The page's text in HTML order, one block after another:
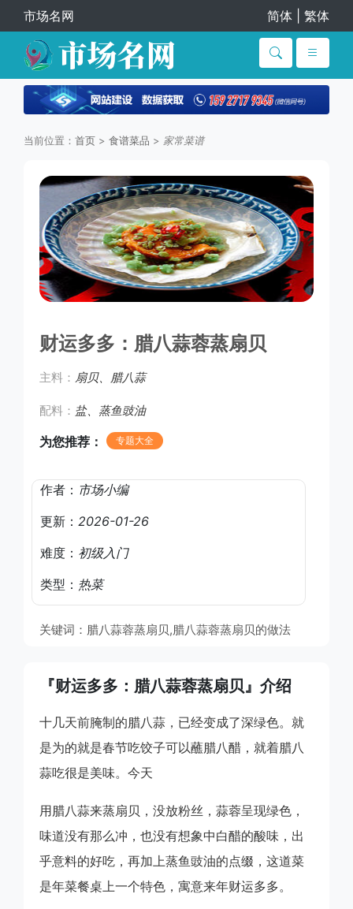
市场名网 简体 繁体
当前位置： 首页 > 食谱菜品 > 家常菜谱
财运多多：腊八蒜蓉蒸扇贝
主料： 扇贝、腊八蒜
配料： 盐、蒸鱼豉油
为您推荐： 专题大全
作者： 市场小编
更新： 2026-01-26
难度： 初级入门
类型： 热菜
关键词：腊八蒜蓉蒸扇贝,腊八蒜蓉蒸扇贝的做法
『财运多多：腊八蒜蓉蒸扇贝』介绍
十几天前腌制的腊八蒜，已经变成了深绿色。就
是为的就是春节吃饺子可以蘸腊八醋，就着腊八
蒜吃很是美味。今天
用腊八蒜来蒸扇贝，没放粉丝，蒜蓉呈现绿色，
味道没有那么冲，也没有想象中白醋的酸味，出
乎意料的好吃，再加上蒸鱼豉油的点缀，这道菜
是年菜餐桌上一个特色，寓意来年财运多多。